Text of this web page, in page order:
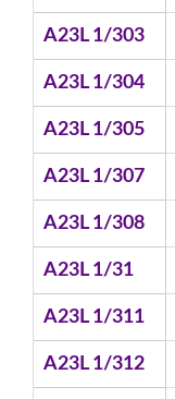
A23L 1/303
A23L 1/304
A23L 1/305
A23L 1/307
A23L 1/308
A23L 1/31
A23L 1/311
A23L 1/312